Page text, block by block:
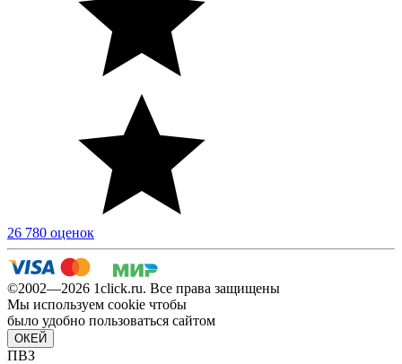
26 780 оценок
©2002—2026 1сlick.ru. Все права защищены
Мы используем cookie чтобы
было удобно пользоваться сайтом
ОКЕЙ
ПВЗ